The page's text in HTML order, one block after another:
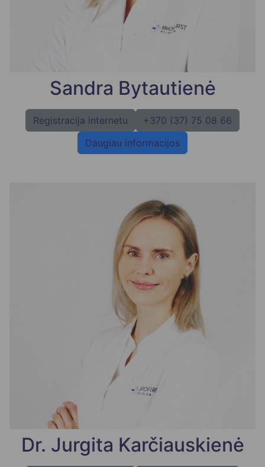
Sandra Bytautienė
Registracija internetu
+370 (37) 75 08 66
Daugiau informacijos
Dr. Jurgita Karčiauskienė